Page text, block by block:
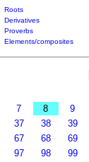
Roots
Derivatives
Proverbs
Elements/composites
7 8 9
37 38 39
67 68 69
97 98 99